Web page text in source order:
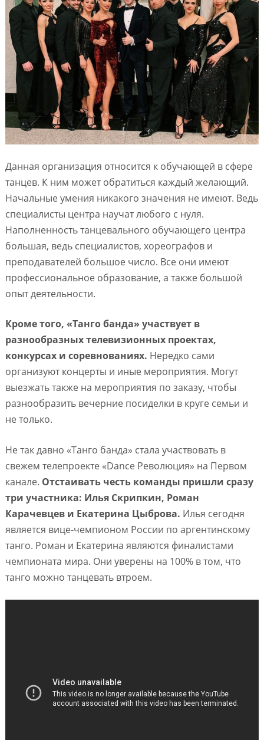
Данная организация относится к обучающей в сфере
танцев. К ним может обратиться каждый желающий.
Начальные умения никакого значения не имеют. Ведь
специалисты центра научат любого с нуля.
Наполненность танцевального обучающего центра
большая, ведь специалистов, хореографов и
преподавателей большое число. Все они имеют
профессиональное образование, а также большой
опыт деятельности.
Кроме того, «Танго банда» участвует в
разнообразных телевизионных проектах,
конкурсах и соревнованиях. Нередко сами
организуют концерты и иные мероприятия. Могут
выезжать также на мероприятия по заказу, чтобы
разнообразить вечерние посиделки в круге семьи и
не только.
Не так давно «Танго банда» стала участвовать в
свежем телепроекте «Dance Революция» на Первом
канале. Отстаивать честь команды пришли сразу
три участника: Илья Скрипкин, Роман
Карачевцев и Екатерина Цыброва. Илья сегодня
является вице-чемпионом России по аргентинскому
танго. Роман и Екатерина являются финалистами
чемпионата мира. Они уверены на 100% в том, что
танго можно танцевать втроем.